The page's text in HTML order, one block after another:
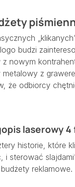
budzi
nowym
metalowy z
że odbiorcy
laserowy
historie, które
i sterować
reklamowe.